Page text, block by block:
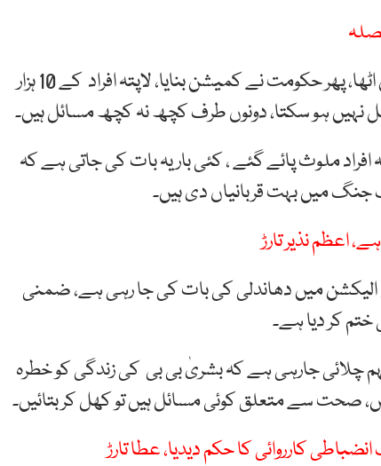
وزیر قانون نے کہا کہ لاپتہ افراد کا معاملہ پہلے 2011ء میں اٹھا، پھر حکومت نے کمیشن بنایا، لاپتہ افراد کے 10 ہزار
نہیں ہو سکتا، دونوں طرف کچھ نہ کچھ مسائل ہیں۔
ملوث پائے گئے ، کئی بار یہ بات کی جاتی ہے کہ
میں بہت قربانیاں دی ہیں۔
اعظم نذیر تارڑ
الیکشن میں دھاندلی کی بات کی جا رہی ہے، ضمنی
چلائی جارہی ہے کہ بشریٰ بی بی کی زندگی کو خطرہ
صحت سے متعلق کوئی مسائل ہیں تو کھل کر بتائیں۔
کارروائی کا حکم دیدیا، عطا تارڑ